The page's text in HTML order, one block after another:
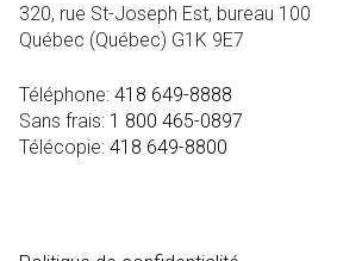
320, rue St-Joseph Est, bureau 100
Québec (Québec) G1K 9E7
Téléphone: 418 649-8888
Sans frais: 1 800 465-0897
Télécopie: 418 649-8800